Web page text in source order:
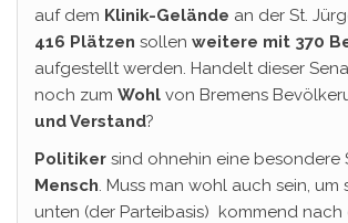
auf dem Klinik-Gelände an der St.
416 Plätzen sollen weitere mit 370
aufgestellt werden. Handelt dieser
noch zum Wohl von Bremens
und Verstand?
Politiker sind ohnehin eine besondere
Mensch. Muss man wohl auch sein, um
unten (der Parteibasis) kommend nach